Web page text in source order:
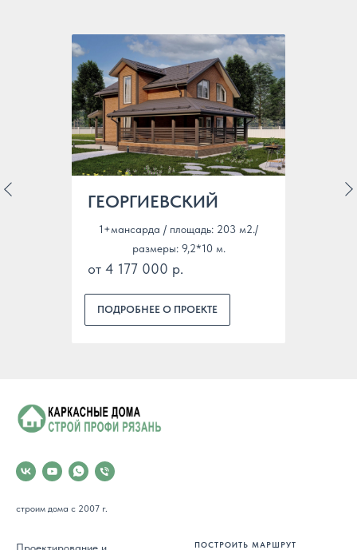
ГЕОРГИЕВСКИЙ
1+мансарда / площадь: 203 м2./
размеры: 9,2*10 м.
от 4 177 000 р.
ПОДРОБНЕЕ О ПРОЕКТЕ
строим дома с 2007 г.
ПОСТРОИТЬ МАРШРУТ